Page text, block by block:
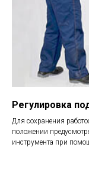
Регулировка
Для сохранения
положении
инструмента при